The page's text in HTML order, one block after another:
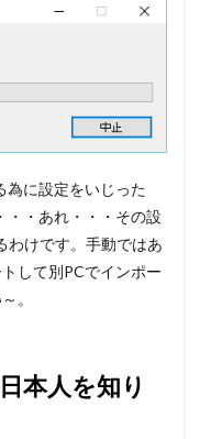
為に設定をいじった
・・あれ・・・その設
わけです。手動ではあ
して別PCでインポー
。
本人を知り